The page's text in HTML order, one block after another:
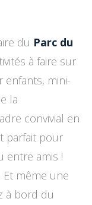
du Parc du
à faire sur
enfants, mini-
la
convivial en
parfait pour
entre amis !
même une
à bord du